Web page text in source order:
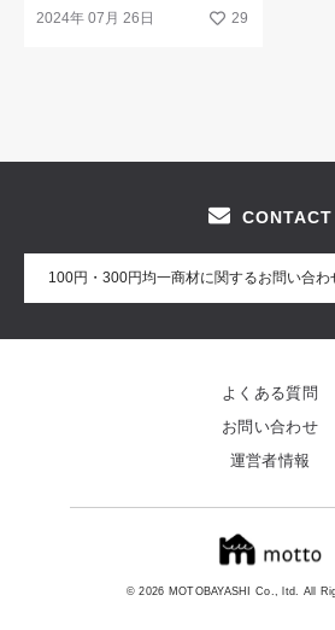
イテムが新登場
2024年 07月 26日 29
CONTACT
100円・300円均一商材に関するお問い合わ
© 2026 MOTOBAYASHI Co., ltd. All
よくある質問
お問い合わせ
運営者情報